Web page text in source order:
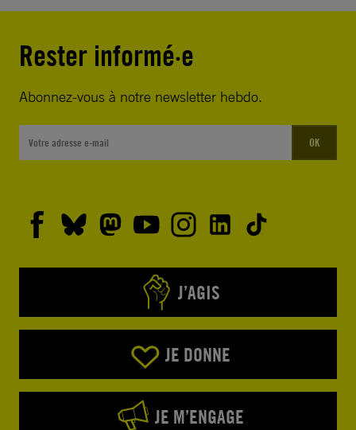
Rester informé·e
Abonnez-vous à notre newsletter hebdo.
OK
J’AGIS
JE DONNE
JE M’ENGAGE